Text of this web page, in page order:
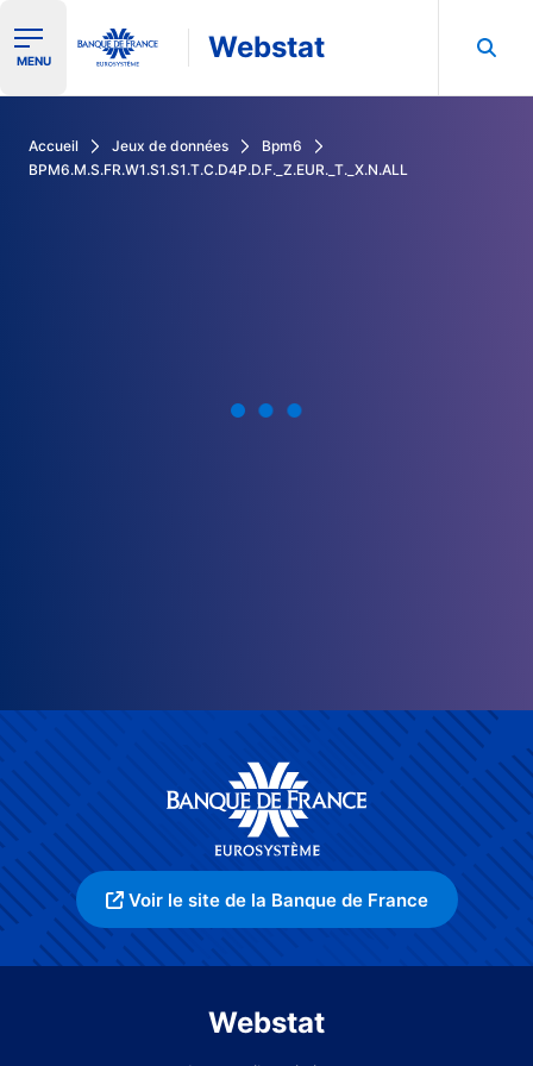
Ouvrir le menu de navigation
MENU Webstat
Accueil Jeux de données
Bpm6
BPM6.M.S.FR.W1.S1.S1.T.C.D4P.D.F._Z.EUR._T._X.N.ALL
Voir le site de la Banque de France
Webstat